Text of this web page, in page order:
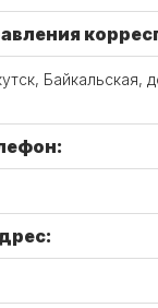
Байкальская,